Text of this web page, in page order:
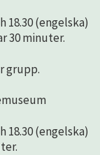
18.30 (engelska)
30 minuter.
grupp.
18.30 (engelska)